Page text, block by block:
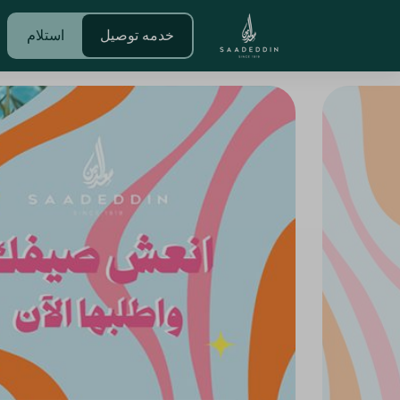
خدمه توصيل استلام